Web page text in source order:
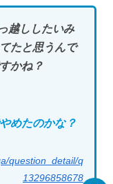
越ししたいみ
たと思うんで
かね？
めたのかな？
question_detail/q
13296858678